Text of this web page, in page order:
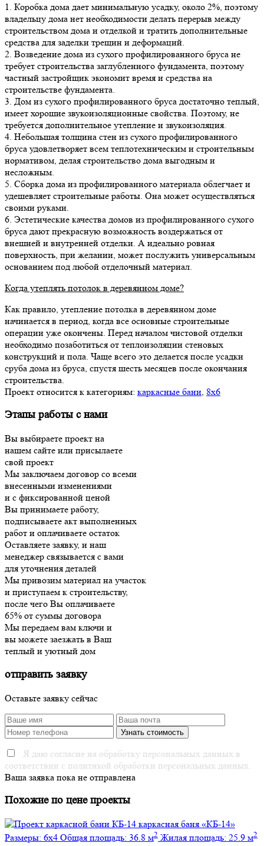
1. Коробка дома дает минимальную усадку, около 2%, поэтому
владельцу дома нет необходимости делать перерыв между
строительством дома и отделкой и тратить дополнительные
средства для заделки трещин и деформаций.
2. Возведение дома из сухого профилированного бруса не
требует строительства заглубленного фундамента, поэтому
частный застройщик экономит время и средства на
строительстве фундамента.
3. Дом из сухого профилированного бруса достаточно теплый,
имеет хорошие звукоизоляционные свойства. Поэтому, не
требуется дополнительное утепление и звукоизоляция.
4. Небольшая толщина стен из сухого профилированного
бруса удовлетворяет всем теплотехническим и строительным
нормативом, делая строительство дома выгодным и
несложным.
5. Сборка дома из профилированного материала облегчает и
удешевляет строительные работы. Она может осуществляться
своими руками.
6. Эстетические качества домов из профилированного сухого
бруса дают прекрасную возможность воздержаться от
внешней и внутренней отделки. А идеально ровная
поверхность, при желании, может послужить универсальным
основанием под любой отделочный материал.
Когда утеплять потолок в деревянном доме?
Как правило, утепление потолка в деревянном доме
начинается в период, когда все основные строительные
операции уже окончены. Перед началом чистовой отделки
необходимо позаботиться от теплоизоляции стеновых
конструкций и пола. Чаще всего это делается после усадки
сруба дома из бруса, спустя шесть месяцев после окончания
строительства.
Проект относится к категориям: каркасные бани 8х6
Этапы работы с нами
Вы выбираете проект на
нашем сайте или присылаете
свой проект
Мы заключаем договор со всеми
внесенными изменениями
и с фиксированной ценой
Вы принимаете работу,
подписываете акт выполненных
работ и оплачиваете остаток
Оставляете заявку, и наш
менеджер связывается с вами
для уточнения деталей
Мы привозим материал на участок
и приступаем к строительству,
после чего Вы оплачиваете
65% от суммы договора
Мы передаем вам ключи и
вы можете заезжать в Ваш
теплый и уютный дом
отправить заявку
Оставьте заявку сейчас
Я даю согласие на обработку персональных данных в
соответствии с политикой обработки персональных данных.
Ваша заявка пока не отправлена
Похожие по цене проекты
каркасная баня «КБ-14»
Размеры: 6х4 Общая площадь: 36.8 м2 Жилая площадь: 25.9 м2